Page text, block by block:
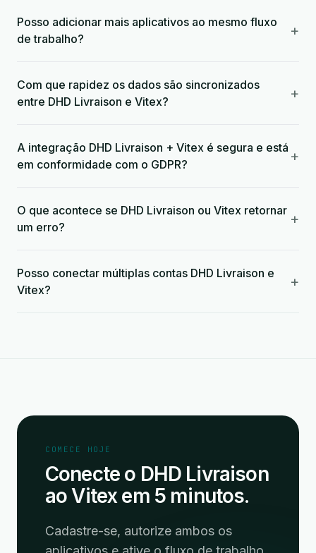
Posso adicionar mais aplicativos ao mesmo fluxo
de trabalho?
+
Com que rapidez os dados são sincronizados
entre DHD Livraison e Vitex?
+
A integração DHD Livraison + Vitex é segura e está
em conformidade com o GDPR?
+
O que acontece se DHD Livraison ou Vitex retornar
um erro?
+
Posso conectar múltiplas contas DHD Livraison e
Vitex?
+
COMECE HOJE
Conecte o DHD Livraison
ao Vitex em 5 minutos.
Cadastre-se, autorize ambos os